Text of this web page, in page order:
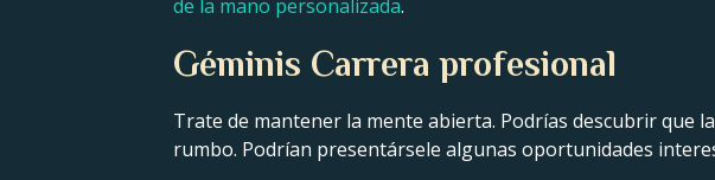
de la mano personalizada.
Géminis Carrera profesional
Trate de mantener la mente abierta. Podrías descubrir que
rumbo. Podrían presentársele algunas oportunidades